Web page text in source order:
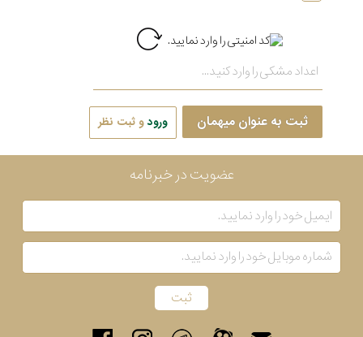
ثبت به عنوان میهمان ورودو ثبت نظر
عضویت در خبرنامه